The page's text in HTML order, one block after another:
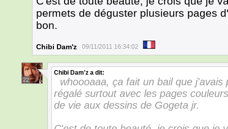
permets de déguster plusieurs pages
bon.
Chibi Dam'z 09/11/2011 16:34:02
22
Chibi Dam'z a dit:
whoooaaa, ça fait un bail que
régalé surtout avec les pages
de vie aux dessins de Gogeta jr.